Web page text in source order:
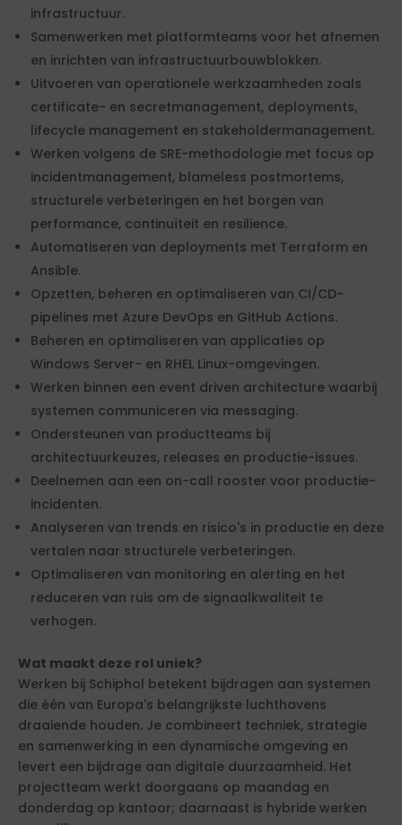
infrastructuur.
Samenwerken met platformteams voor het afnemen
en inrichten van infrastructuurbouwblokken.
Uitvoeren van operationele werkzaamheden zoals
certificate- en secretmanagement, deployments,
lifecycle management en stakeholdermanagement.
Werken volgens de SRE-methodologie met focus op
incidentmanagement, blameless postmortems,
structurele verbeteringen en het borgen van
performance, continuïteit en resilience.
Automatiseren van deployments met Terraform en
Ansible.
Opzetten, beheren en optimaliseren van CI/CD-
pipelines met Azure DevOps en GitHub Actions.
Beheren en optimaliseren van applicaties op
Windows Server- en RHEL Linux-omgevingen.
Werken binnen een event driven architecture waarbij
systemen communiceren via messaging.
Ondersteunen van productteams bij
architectuurkeuzes, releases en productie-issues.
Deelnemen aan een on-call rooster voor productie-
incidenten.
Analyseren van trends en risico's in productie en deze
vertalen naar structurele verbeteringen.
Optimaliseren van monitoring en alerting en het
reduceren van ruis om de signaalkwaliteit te
verhogen.
Wat maakt deze rol uniek?
Werken bij Schiphol betekent bijdragen aan systemen
die één van Europa's belangrijkste luchthavens
draaiende houden. Je combineert techniek, strategie
en samenwerking in een dynamische omgeving en
levert een bijdrage aan digitale duurzaamheid. Het
projectteam werkt doorgaans op maandag en
donderdag op kantoor; daarnaast is hybride werken